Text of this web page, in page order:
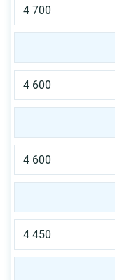
4 700
4 600
4 600
4 450